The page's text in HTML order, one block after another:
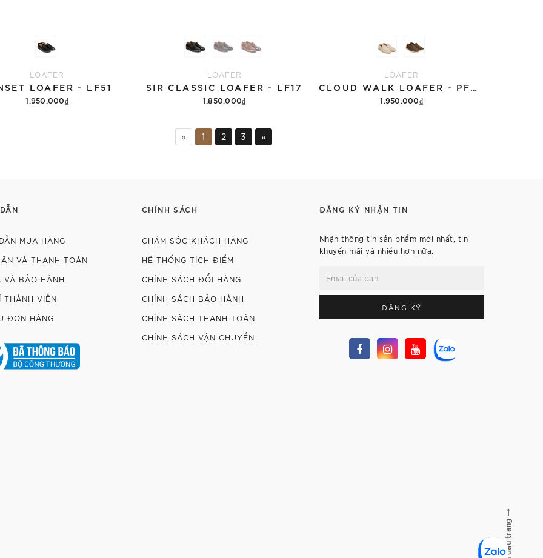
LOAFER
LOAFER - LF51
1.950.000₫
LOAFER
SIR CLASSIC LOAFER - LF17
1.850.000₫
LOAFER
CLOUD WALK LOAFER - PF012
1.950.000₫
«
1 2 3 »
MUA HÀNG
VÀ THANH TOÁN
BẢO HÀNH
THÀNH VIÊN
ĐƠN HÀNG
CHÍNH SÁCH
CHĂM SÓC KHÁCH HÀNG
HỆ THỐNG TÍCH ĐIỂM
CHÍNH SÁCH ĐỔI HÀNG
CHÍNH SÁCH BẢO HÀNH
CHÍNH SÁCH THANH TOÁN
CHÍNH SÁCH VẬN CHUYỂN
ĐĂNG KÝ NHẬN TIN
Nhận thông tin sản phẩm mới nhất, tin
khuyến mãi và nhiều hơn nữa.
ĐĂNG KÝ
Lên đầu trang